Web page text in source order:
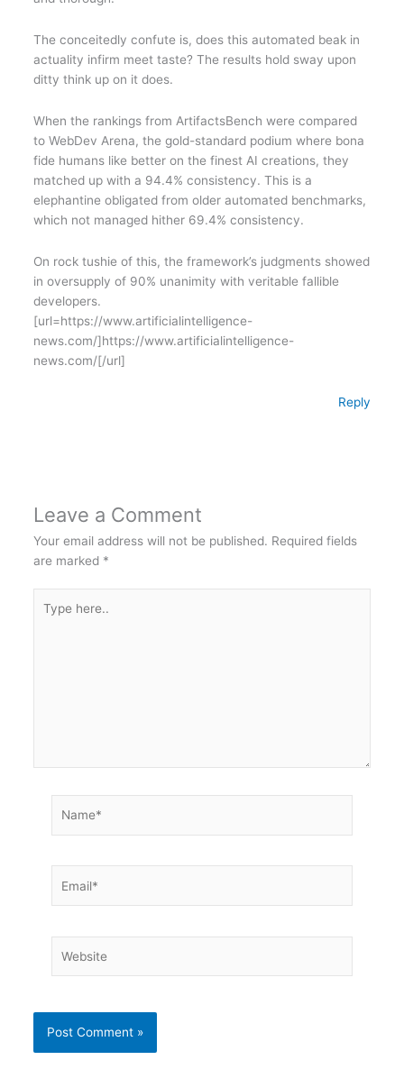
The conceitedly confute is, does this automated beak in
actuality infirm meet taste? The results hold sway upon
ditty think up on it does.
When the rankings from ArtifactsBench were compared
to WebDev Arena, the gold-standard podium where bona
fide humans like better on the finest AI creations, they
matched up with a 94.4% consistency. This is a
elephantine obligated from older automated benchmarks,
which not managed hither 69.4% consistency.
On rock tushie of this, the framework’s judgments showed
in oversupply of 90% unanimity with veritable fallible
developers.
[url=https://www.artificialintelligence-
news.com/]https://www.artificialintelligence-
news.com/[/url]
Reply
Leave a Comment
Your email address will not be published. Required fields
are marked *
here..